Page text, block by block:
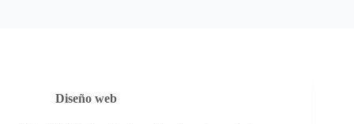
Diseño web